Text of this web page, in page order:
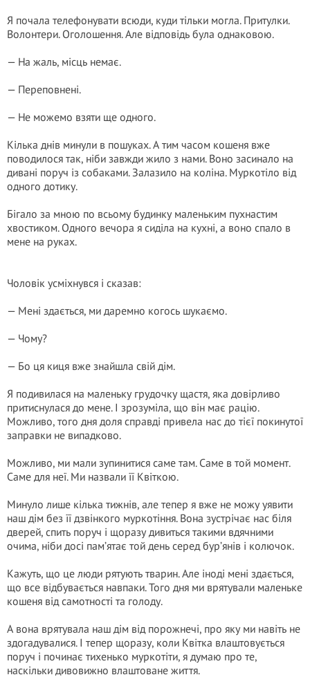
Я почала телефонувати всюди, куди тільки могла. Притулки.
Волонтери. Оголошення. Але відповідь була однаковою.
— На жаль, місць немає.
— Переповнені.
— Не можемо взяти ще одного.
Кілька днів минули в пошуках. А тим часом кошеня вже
поводилося так, ніби завжди жило з нами. Воно засинало на
дивані поруч із собаками. Залазило на коліна. Муркотіло від
одного дотику.
Бігало за мною по всьому будинку маленьким пухнастим
хвостиком. Одного вечора я сиділа на кухні, а воно спало в
мене на руках.
Чоловік усміхнувся і сказав:
— Мені здається, ми даремно когось шукаємо.
— Чому?
— Бо ця киця вже знайшла свій дім.
Я подивилася на маленьку грудочку щастя, яка довірливо
притиснулася до мене. І зрозуміла, що він має рацію.
Можливо, того дня доля справді привела нас до тієї покинутої
заправки не випадково.
Можливо, ми мали зупинитися саме там. Саме в той момент.
Саме для неї. Ми назвали її Квіткою.
Минуло лише кілька тижнів, але тепер я вже не можу уявити
наш дім без її дзвінкого муркотіння. Вона зустрічає нас біля
дверей, спить поруч і щоразу дивиться такими вдячними
очима, ніби досі пам’ятає той день серед бур’янів і колючок.
Кажуть, що це люди рятують тварин. Але іноді мені здається,
що все відбувається навпаки. Того дня ми врятували маленьке
кошеня від самотності та голоду.
А вона врятувала наш дім від порожнечі, про яку ми навіть не
здогадувалися. І тепер щоразу, коли Квітка влаштовується
поруч і починає тихенько муркотіти, я думаю про те,
наскільки дивовижно влаштоване життя.